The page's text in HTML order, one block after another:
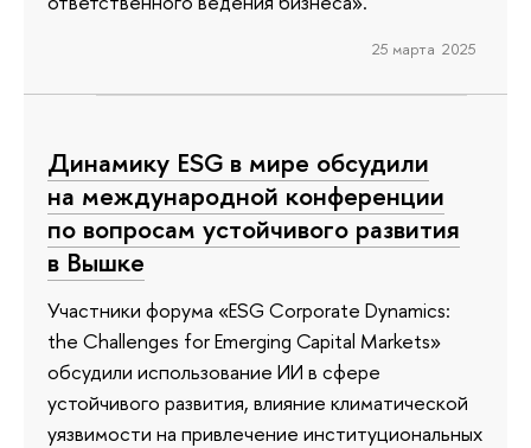
25 марта 2025
Динамику ESG в мире обсудили
на международной конференции
по вопросам устойчивого развития
в Вышке
Участники форума «ESG Corporate Dynamics:
the Challenges for Emerging Capital Markets»
обсудили использование ИИ в сфере
устойчивого развития, влияние климатической
уязвимости на привлечение институциональных